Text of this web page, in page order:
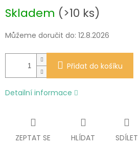
cena:
Skladem (>10 ks)
Můžeme doručit do: 12.8.2026
Přidat do košíku
Detailní informace
ZEPTAT SE HLÍDAT SDÍLET